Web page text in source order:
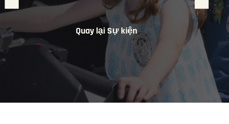
Quay lại Sự kiện